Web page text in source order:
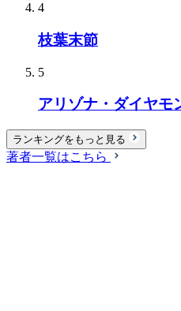
4
枝葉末節
5
アリゾナ・ダイヤモ
ランキングをもっと見る
著者一覧はこちら